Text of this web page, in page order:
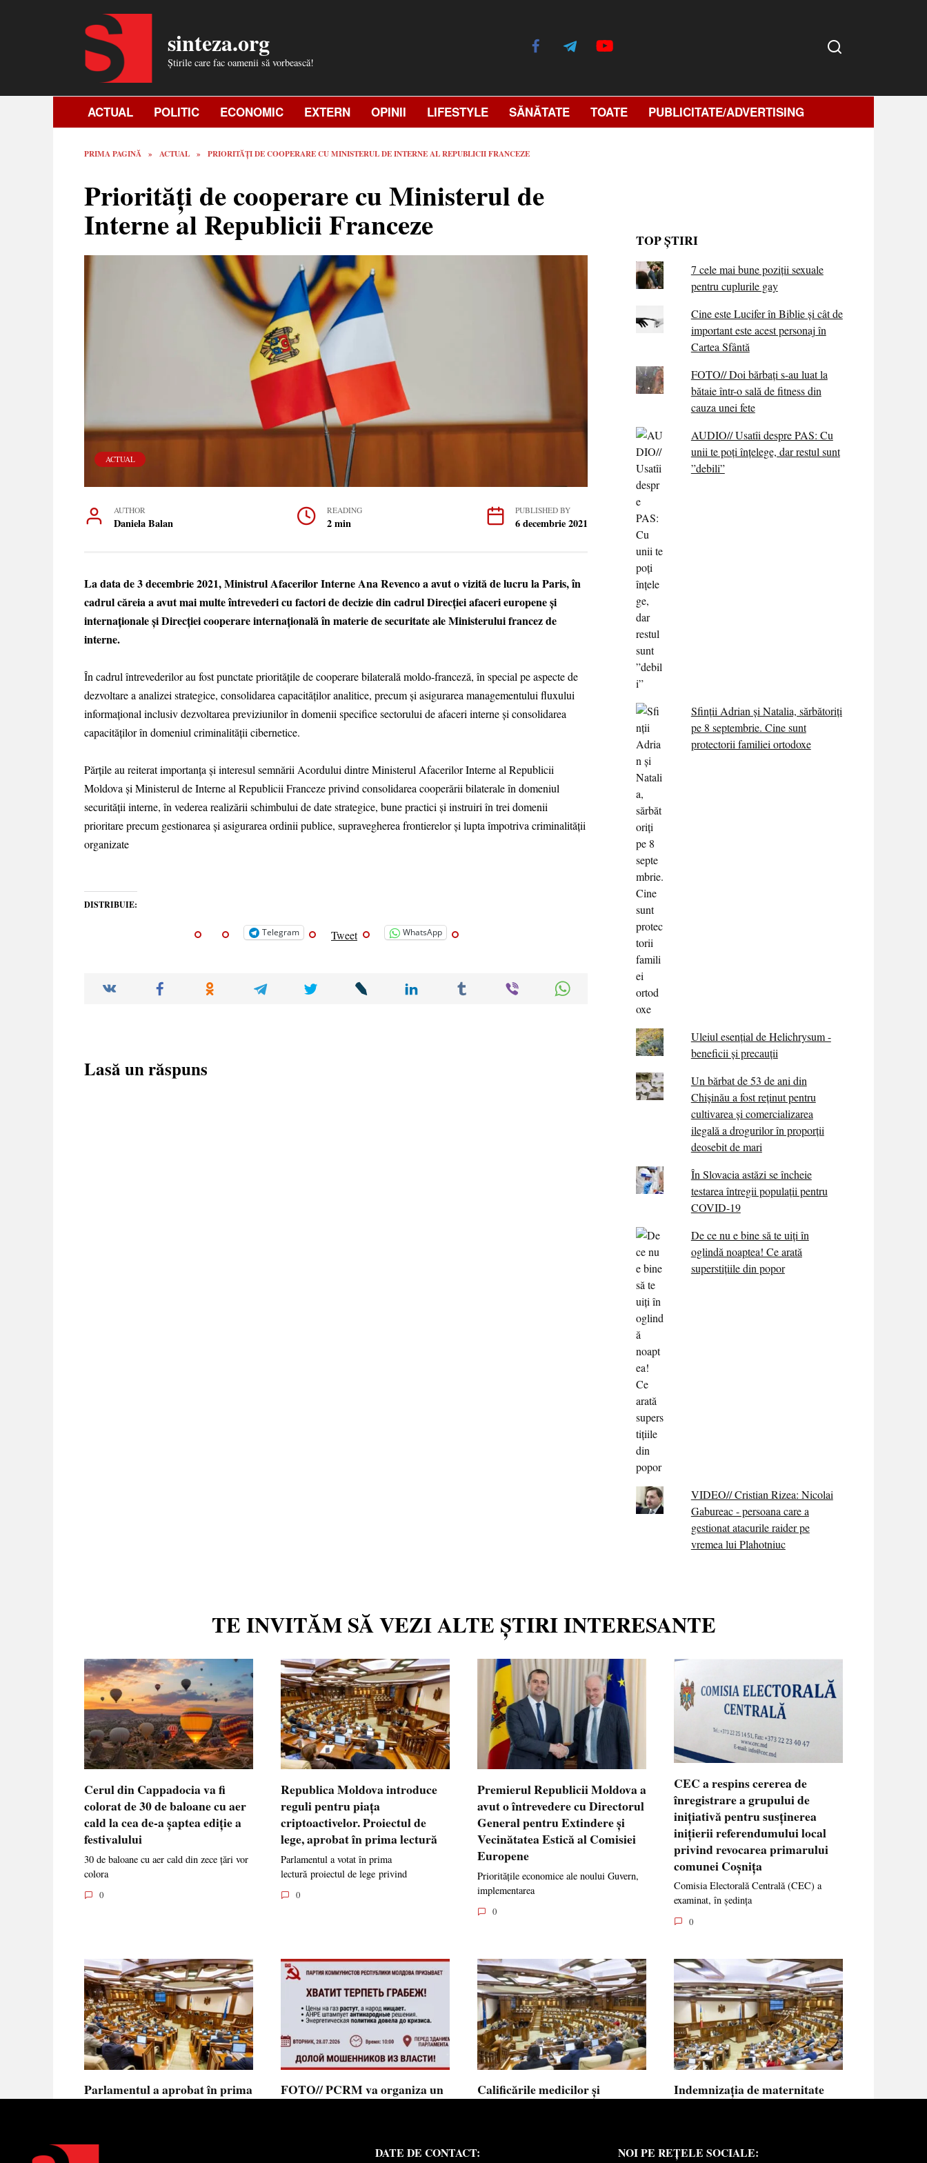
sinteza.org
Știrile care fac oamenii să vorbească!
ACTUAL POLITIC ECONOMIC EXTERN OPINII LIFESTYLE SĂNĂTATE TOATE PUBLICITATE/ADVERTISING
PRIMA PAGINĂ » ACTUAL » PRIORITĂȚI DE COOPERARE CU MINISTERUL DE INTERNE AL REPUBLICII FRANCEZE
Priorități de cooperare cu Ministerul de
Interne al Republicii Franceze
ACTUAL
AUTHOR
Daniela Balan
READING
2 min
PUBLISHED BY
6 decembrie 2021
La data de 3 decembrie 2021, Ministrul Afacerilor Interne Ana Revenco a avut o vizită de lucru la Paris, în
cadrul căreia a avut mai multe întrevederi cu factori de decizie din cadrul Direcției afaceri europene și
internaționale și Direcției cooperare internațională în materie de securitate ale Ministerului francez de
interne.
În cadrul întrevederilor au fost punctate prioritățile de cooperare bilaterală moldo-franceză, în special pe aspecte de
dezvoltare a analizei strategice, consolidarea capacităților analitice, precum și asigurarea managementului fluxului
informațional inclusiv dezvoltarea previziunilor în domenii specifice sectorului de afaceri interne și consolidarea
capacităților în domeniul criminalității cibernetice.
Părțile au reiterat importanța și interesul semnării Acordului dintre Ministerul Afacerilor Interne al Republicii
Moldova și Ministerul de Interne al Republicii Franceze privind consolidarea cooperării bilaterale în domeniul
securității interne, în vederea realizării schimbului de date strategice, bune practici şi instruiri în trei domenii
prioritare precum gestionarea şi asigurarea ordinii publice, supravegherea frontierelor și lupta împotriva criminalității
organizate
DISTRIBUIE:
Telegram Tweet WhatsApp
Lasă un răspuns
TOP ȘTIRI
7 cele mai bune poziții sexuale
pentru cuplurile gay
Cine este Lucifer în Biblie și cât de
important este acest personaj în
Cartea Sfântă
FOTO// Doi bărbați s-au luat la
bătaie într-o sală de fitness din
cauza unei fete
AUDIO// Usatîi despre PAS: Cu
unii te poți înțelege, dar restul sunt
”debili”
Sfinții Adrian și Natalia, sărbătoriți
pe 8 septembrie. Cine sunt
protectorii familiei ortodoxe
Uleiul esențial de Helichrysum -
beneficii și precauții
Un bărbat de 53 de ani din
Chișinău a fost reținut pentru
cultivarea și comercializarea
ilegală a drogurilor în proporții
deosebit de mari
În Slovacia astăzi se încheie
testarea întregii populații pentru
COVID-19
De ce nu e bine să te uiți în
oglindă noaptea! Ce arată
superstițiile din popor
VIDEO// Cristian Rizea: Nicolai
Gabureac - persoana care a
gestionat atacurile raider pe
vremea lui Plahotniuc
TE INVITĂM SĂ VEZI ALTE ȘTIRI INTERESANTE
Cerul din Cappadocia va fi
colorat de 30 de baloane cu aer
cald la cea de-a șaptea ediție a
festivalului
30 de baloane cu aer cald din zece țări vor
colora
0
Republica Moldova introduce
reguli pentru piața
criptoactivelor. Proiectul de
lege, aprobat în prima lectură
Parlamentul a votat în prima
lectură proiectul de lege privind
0
Premierul Republicii Moldova a
avut o întrevedere cu Directorul
General pentru Extindere și
Vecinătatea Estică al Comisiei
Europene
Prioritățile economice ale noului Guvern,
implementarea
0
CEC a respins cererea de
înregistrare a grupului de
inițiativă pentru susținerea
inițierii referendumului local
privind revocarea primarului
comunei Coșnița
Comisia Electorală Centrală (CEC) a
examinat, în ședința
0
Parlamentul a aprobat în prima
FOTO// PCRM va organiza un
Calificările medicilor și
Calificările profesionale obținute de medici
Indemnizația de maternitate
copilului
DATE DE CONTACT: NOI PE REȚELE SOCIALE: